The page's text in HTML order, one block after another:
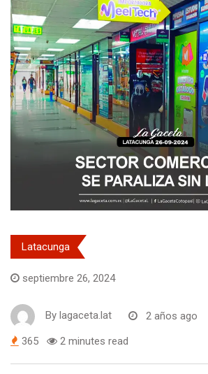
Latacunga
septiembre 26, 2024
By lagaceta.lat 2 años ago
365 2 minutes read